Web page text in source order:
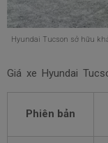
Hyundai Tucson sở hữu
Giá xe Hyundai
Phiên bản